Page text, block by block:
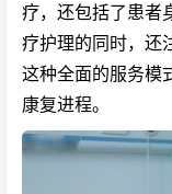
疗，还包括了患者
疗护理的同时，还
这种全面的服务模
康复进程。